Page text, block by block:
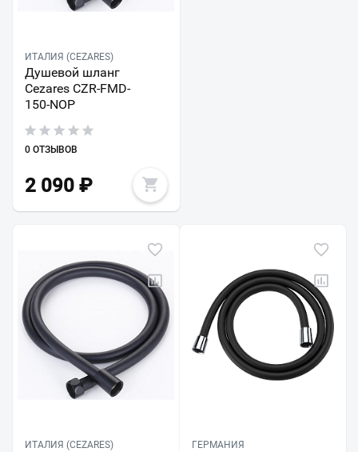
ИТАЛИЯ (CEZARES)
Душевой шланг
Cezares CZR-FMD-
150-NOP
0 ОТЗЫВОВ
2 090 ₽
ИТАЛИЯ (CEZARES)
ГЕРМАНИЯ